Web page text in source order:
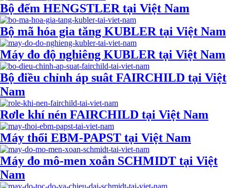
Bộ đếm HENGSTLER tại Việt Nam
Bộ mã hóa gia tăng KUBLER tại Việt Nam
Máy đo độ nghiêng KUBLER tại Việt Nam
Bộ điều chỉnh áp suât FAIRCHILD tại Việt
Nam
Rơle khí nén FAIRCHILD tại Việt Nam
Máy thổi EBM-PAPST tại Việt Nam
Máy đo mô-men xoắn SCHMIDT tại Việt
Nam